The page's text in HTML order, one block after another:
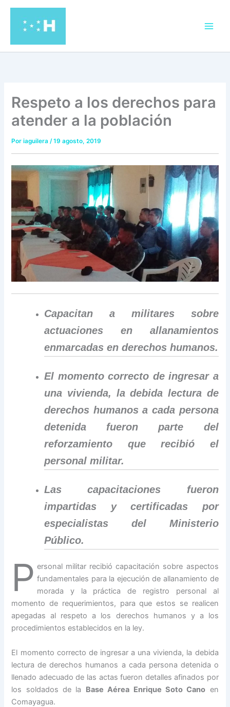
contenido
Respeto a los derechos para
atender a la población
Poriaguilera/19 agosto, 2019
Capacitan a militares sobre
actuaciones en allanamientos
enmarcadas en derechos humanos.
El momento correcto de ingresar a
una vivienda, la debida lectura de
derechos humanos a cada persona
detenida fueron parte del
reforzamiento que recibió el
personal militar.
Las capacitaciones fueron
impartidas y certificadas por
especialistas del Ministerio
Público.
P ersonal militar recibió capacitación sobre aspectos
fundamentales para la ejecución de allanamiento de
morada y la práctica de registro personal al
momento de requerimientos, para que estos se realicen
apegadas al respeto a los derechos humanos y a los
procedimientos establecidos en la ley.
El momento correcto de ingresar a una vivienda, la debida
lectura de derechos humanos a cada persona detenida o
llenado adecuado de las actas fueron detalles afinados por
los soldados de la Base Aérea Enrique Soto Cano en
Comayagua.